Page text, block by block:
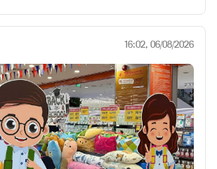
16:02, 06/08/2026